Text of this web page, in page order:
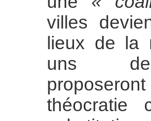
villes
lieux de la
uns
théocratie